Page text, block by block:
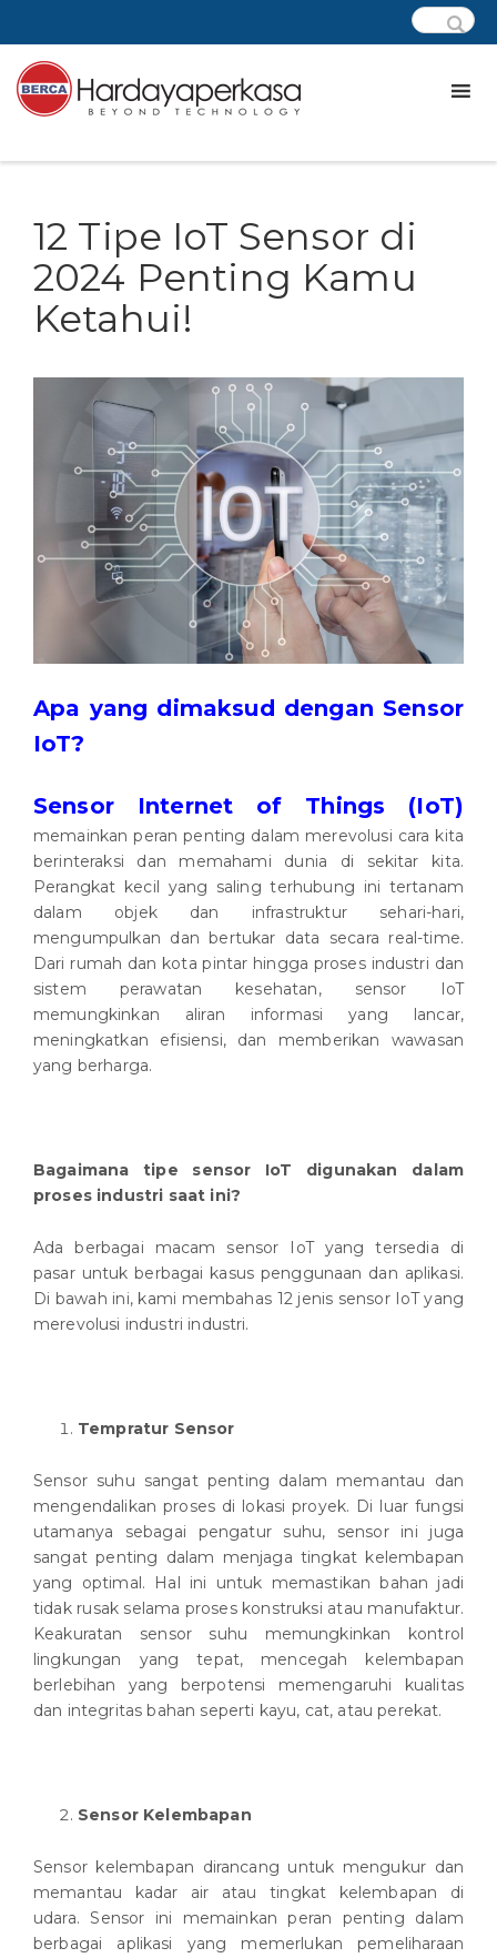
12 Tipe IoT Sensor di
2024 Penting Kamu
Ketahui!
Apa yang dimaksud dengan Sensor
IoT?
Sensor Internet of Things (IoT)
memainkan peran penting dalam merevolusi cara kita
berinteraksi dan memahami dunia di sekitar kita.
Perangkat kecil yang saling terhubung ini tertanam
dalam objek dan infrastruktur sehari-hari,
mengumpulkan dan bertukar data secara real-time.
Dari rumah dan kota pintar hingga proses industri dan
sistem perawatan kesehatan, sensor IoT
memungkinkan aliran informasi yang lancar,
meningkatkan efisiensi, dan memberikan wawasan
yang berharga.
Bagaimana tipe sensor IoT digunakan dalam
proses industri saat ini?
Ada berbagai macam sensor IoT yang tersedia di
pasar untuk berbagai kasus penggunaan dan aplikasi.
Di bawah ini, kami membahas 12 jenis sensor IoT yang
merevolusi industri industri.
Tempratur Sensor
Sensor suhu sangat penting dalam memantau dan
mengendalikan proses di lokasi proyek. Di luar fungsi
utamanya sebagai pengatur suhu, sensor ini juga
sangat penting dalam menjaga tingkat kelembapan
yang optimal. Hal ini untuk memastikan bahan jadi
tidak rusak selama proses konstruksi atau manufaktur.
Keakuratan sensor suhu memungkinkan kontrol
lingkungan yang tepat, mencegah kelembapan
berlebihan yang berpotensi memengaruhi kualitas
dan integritas bahan seperti kayu, cat, atau perekat.
Sensor Kelembapan
Sensor kelembapan dirancang untuk mengukur dan
memantau kadar air atau tingkat kelembapan di
udara. Sensor ini memainkan peran penting dalam
berbagai aplikasi yang memerlukan pemeliharaan